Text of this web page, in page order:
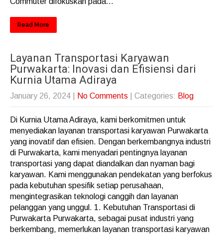
Read More
Layanan Transportasi Karyawan
Purwakarta: Inovasi dan Efisiensi dari
Kurnia Utama Adiraya
January 26, 2024 No Comments | Categories: Blog
Di Kurnia Utama Adiraya, kami berkomitmen untuk
menyediakan layanan transportasi karyawan Purwakarta
yang inovatif dan efisien. Dengan berkembangnya industri
di Purwakarta, kami menyadari pentingnya layanan
transportasi yang dapat diandalkan dan nyaman bagi
karyawan. Kami menggunakan pendekatan yang berfokus
pada kebutuhan spesifik setiap perusahaan,
mengintegrasikan teknologi canggih dan layanan
pelanggan yang unggul. 1. Kebutuhan Transportasi di
Purwakarta Purwakarta, sebagai pusat industri yang
berkembang, memerlukan layanan transportasi karyawan